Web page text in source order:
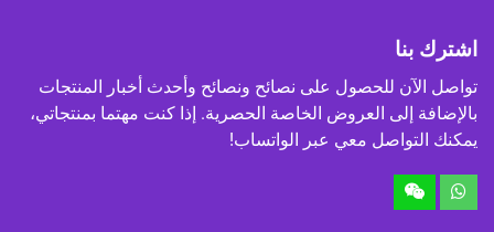
اشترك بنا
تواصل الآن للحصول على نصائح ونصائح وأحدث أخبار المنتجات
بالإضافة إلى العروض الخاصة الحصرية. إذا كنت مهتما بمنتجاتي،
يمكنك التواصل معي عبر الواتساب!